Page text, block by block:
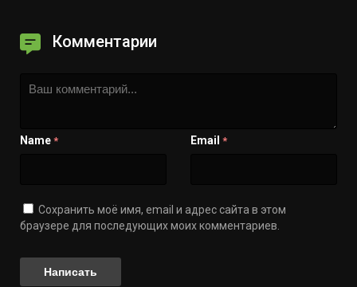
Комментарии
Name * Email *
Сохранить моё имя, email и адрес сайта в этом
браузере для последующих моих комментариев.